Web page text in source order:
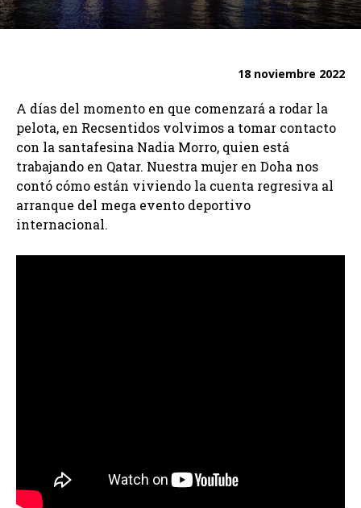
18 noviembre 2022
A días del momento en que comenzará a rodar la
pelota, en Recsentidos volvimos a tomar contacto
con la santafesina Nadia Morro, quien está
trabajando en Qatar. Nuestra mujer en Doha nos
contó cómo están viviendo la cuenta regresiva al
arranque del mega evento deportivo
internacional.